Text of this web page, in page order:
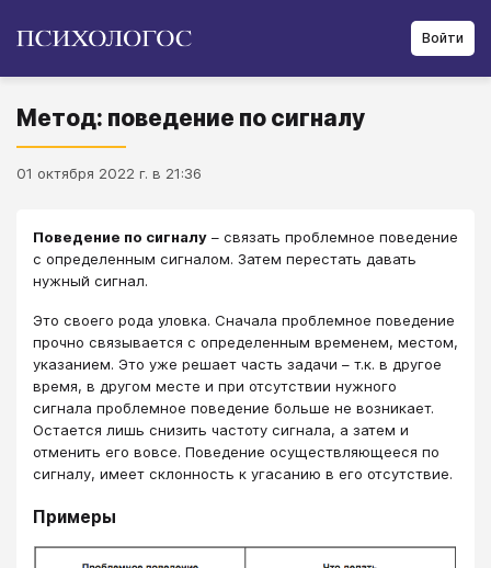
Войти
Метод: поведение по сигналу
01 октября 2022 г. в 21:36
Поведение по сигналу – связать проблемное поведение
с определенным сигналом. Затем перестать давать
нужный сигнал.
Это своего рода уловка. Сначала проблемное поведение
прочно связывается с определенным временем, местом,
указанием. Это уже решает часть задачи – т.к. в другое
время, в другом месте и при отсутствии нужного
сигнала проблемное поведение больше не возникает.
Остается лишь снизить частоту сигнала, а затем и
отменить его вовсе. Поведение осуществляющееся по
сигналу, имеет склонность к угасанию в его отсутствие.
Примеры